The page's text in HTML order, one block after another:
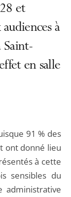
et
à
Saint-
en salle
91 % des
ont donné lieu
à cette
sensibles du
administrative